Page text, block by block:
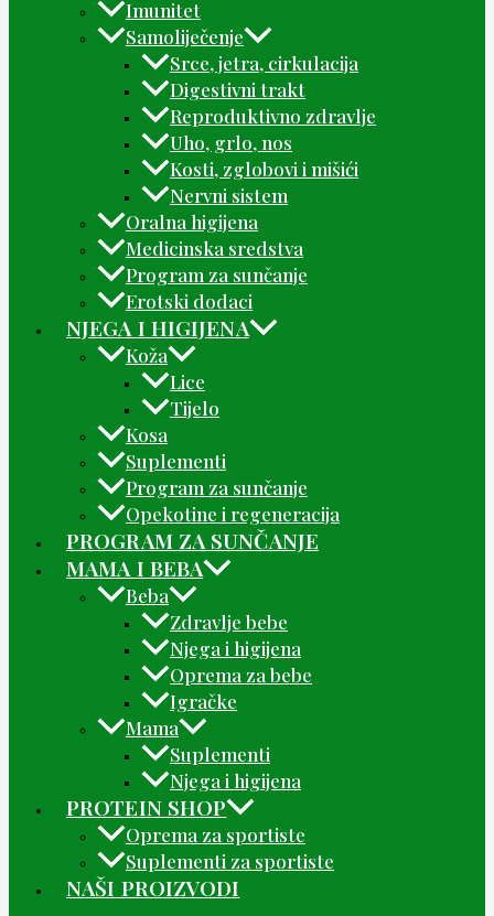
Imunitet
Samoliječenje
Srce, jetra, cirkulacija
Digestivni trakt
Reproduktivno zdravlje
Uho, grlo, nos
Kosti, zglobovi i mišići
Nervni sistem
Oralna higijena
Medicinska sredstva
Program za sunčanje
Erotski dodaci
NJEGA I HIGIJENA
Koža
Lice
Tijelo
Kosa
Suplementi
Program za sunčanje
Opekotine i regeneracija
PROGRAM ZA SUNČANJE
MAMA I BEBA
Beba
Zdravlje bebe
Njega i higijena
Oprema za bebe
Igračke
Mama
Suplementi
Njega i higijena
PROTEIN SHOP
Oprema za sportiste
Suplementi za sportiste
NAŠI PROIZVODI